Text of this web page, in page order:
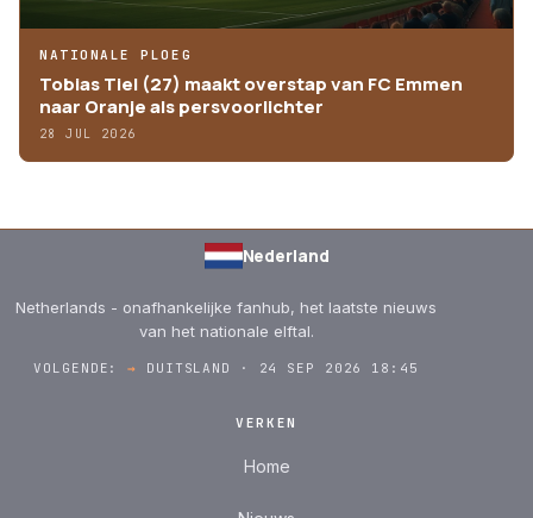
NATIONALE PLOEG
Tobias Tiel (27) maakt overstap van FC Emmen
naar Oranje als persvoorlichter
28 JUL 2026
Nederland
Netherlands - onafhankelijke fanhub, het laatste nieuws
van het nationale elftal.
VOLGENDE:→ DUITSLAND · 24 SEP 2026 18:45
VERKEN
Home